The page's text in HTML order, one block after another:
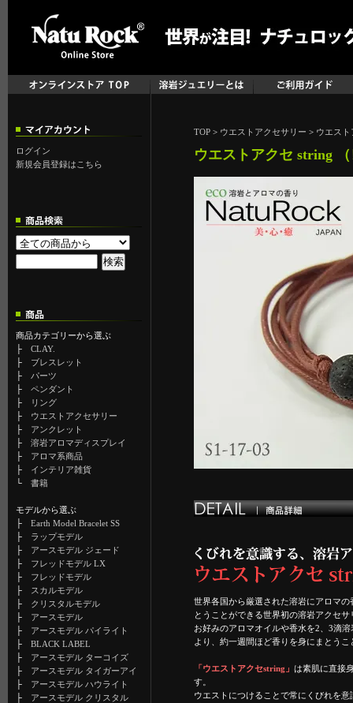
ログイン
新規会員登録はこちら
商品カテゴリーから選ぶ
├ CLAY.
├ ブレスレット
├ パーツ
├ ペンダント
├
リング
├ ウエストアクセサリー
├ アンクレット
├ 溶岩アロマディスプレイ
├ アロマ系商品
├ インテリア雑貨
└ 書籍
モデルから選ぶ
├ Earth Model Bracelet SS
├ ラップモデル
├ アースモデル ジェード
├ フレッドモデル LX
├ フレッドモデル
├ スカルモデル
├ クリスタルモデル
├ アースモデル
├ アースモデル パイライト
├ BLACK LABEL
├ アースモデル ターコイズ
├ アースモデル タイガーアイ
├ アースモデル ハウライト
├ アースモデル クリスタル
TOP > ウエストアクセサリー > ウエスト
ウエストアクセ string
世界各国から厳選された溶岩にアロマ
とうことができる世界初の溶岩アクセサ
お好みのアロマオイルや香水を2、3滴
より、約一週間ほど香りを身にまとうこ
「ウエストアクセstring」 は素肌に直接
す。
ウエストにつけることで常にくびれを